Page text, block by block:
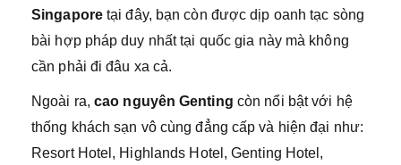
Singapore tại đây, bạn còn được dịp oanh tạc sòng
bài hợp pháp duy nhất tại quốc gia này mà không
cần phải đi đâu xa cả.
Ngoài ra, cao nguyên Genting còn nổi bật với hệ
thống khách sạn vô cùng đẳng cấp và hiện đại như:
Resort Hotel, Highlands Hotel, Genting Hotel,